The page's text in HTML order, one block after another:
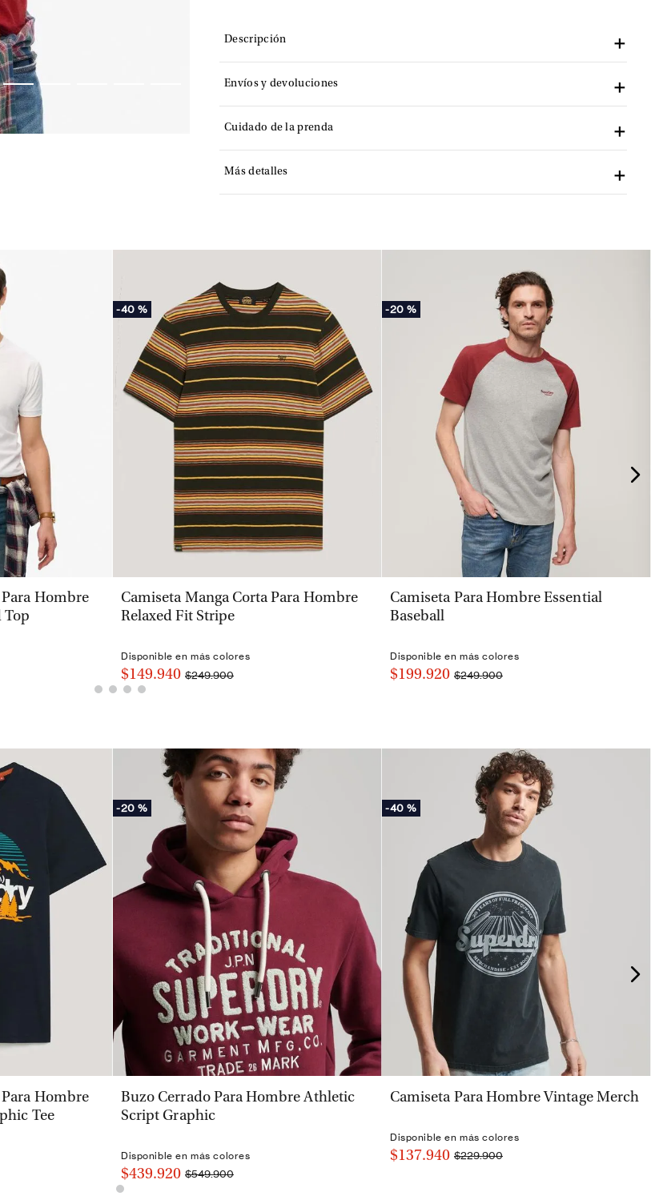
Descripción
Envíos y devoluciones
Cuidado de la prenda
Más detalles
Hombre
Top
-40 %
VISTA RÁPIDA
Camiseta Manga Corta Para Hombre
Relaxed Fit Stripe
Disponible en más colores
$149.940 $249.900
-20 %
VISTA RÁPIDA
Camiseta Para Hombre Essential
Baseball
Disponible en más colores
$199.920 $249.900
Hombre
Tee
-20 %
VISTA RÁPIDA
Buzo Cerrado Para Hombre Athletic
Script Graphic
Disponible en más colores
$439.920 $549.900
-40 %
VISTA RÁPIDA
Camiseta Para Hombre Vintage Merch
Disponible en más colores
$137.940 $229.900